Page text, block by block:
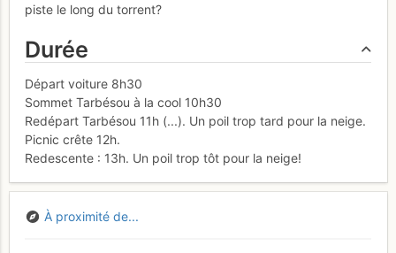
piste le long du torrent?
Durée
Départ voiture 8h30
Sommet Tarbésou à la cool 10h30
Redépart Tarbésou 11h (...). Un poil trop tard pour la neige.
Picnic crête 12h.
Redescente : 13h. Un poil trop tôt pour la neige!
À proximité de...